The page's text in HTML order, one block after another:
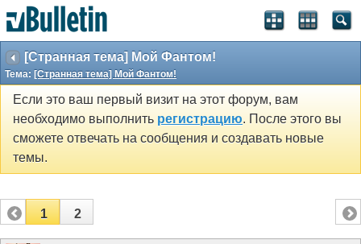
[Странная тема] Мой Фантом!
Тема: [Странная тема] Мой Фантом!
Если это ваш первый визит на этот форум, вам
необходимо выполнить регистрацию. После этого вы
сможете отвечать на сообщения и создавать новые
темы.
1 2